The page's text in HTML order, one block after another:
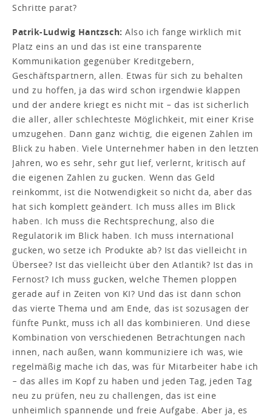
Schritte parat?
Patrik-Ludwig Hantzsch: Also ich fange wirklich mit
Platz eins an und das ist eine transparente
Kommunikation gegenüber Kreditgebern,
Geschäftspartnern, allen. Etwas für sich zu behalten
und zu hoffen, ja das wird schon irgendwie klappen
und der andere kriegt es nicht mit − das ist sicherlich
die aller, aller schlechteste Möglichkeit, mit einer Krise
umzugehen. Dann ganz wichtig, die eigenen Zahlen im
Blick zu haben. Viele Unternehmer haben in den letzten
Jahren, wo es sehr, sehr gut lief, verlernt, kritisch auf
die eigenen Zahlen zu gucken. Wenn das Geld
reinkommt, ist die Notwendigkeit so nicht da, aber das
hat sich komplett geändert. Ich muss alles im Blick
haben. Ich muss die Rechtsprechung, also die
Regulatorik im Blick haben. Ich muss international
gucken, wo setze ich Produkte ab? Ist das vielleicht in
Übersee? Ist das vielleicht über den Atlantik? Ist das in
Fernost? Ich muss gucken, welche Themen ploppen
gerade auf in Zeiten von KI? Und das ist dann schon
das vierte Thema und am Ende, das ist sozusagen der
fünfte Punkt, muss ich all das kombinieren. Und diese
Kombination von verschiedenen Betrachtungen nach
innen, nach außen, wann kommuniziere ich was, wie
regelmäßig mache ich das, was für Mitarbeiter habe ich
− das alles im Kopf zu haben und jeden Tag, jeden Tag
neu zu prüfen, neu zu challengen, das ist eine
unheimlich spannende und freie Aufgabe. Aber ja, es